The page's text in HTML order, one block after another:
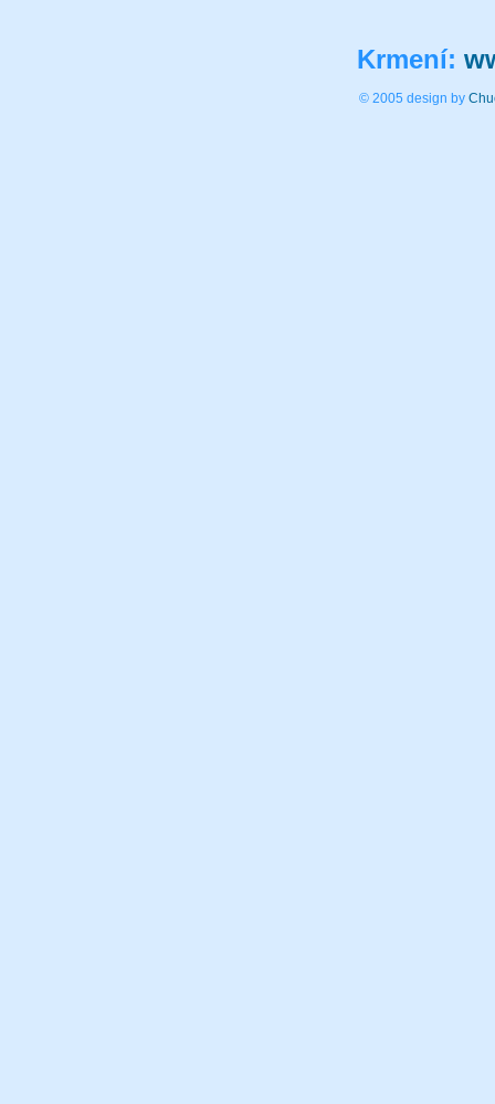
Krmení:
© 2005 design by